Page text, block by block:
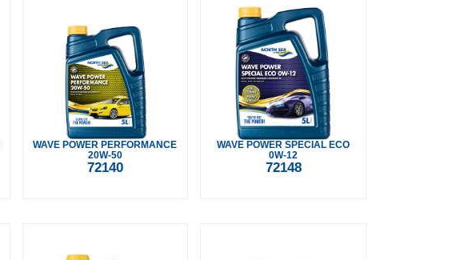
WAVE POWER PERFORMANCE
20W-50
72140
WAVE POWER SPECIAL ECO
0W-12
72148